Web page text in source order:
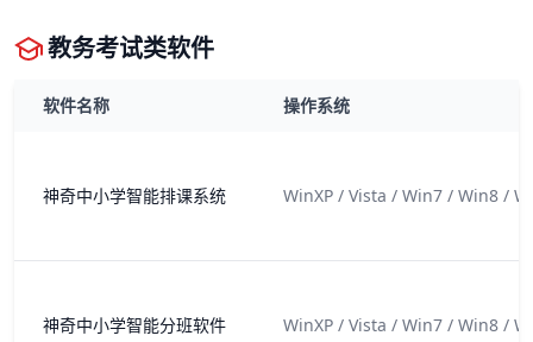
教务考试类软件
软件名称 操作系统
神奇中小学智能排课系统 WinXP / Vista / Win7 / Win8 /
神奇中小学智能分班软件 WinXP / Vista / Win7 / Win8 /